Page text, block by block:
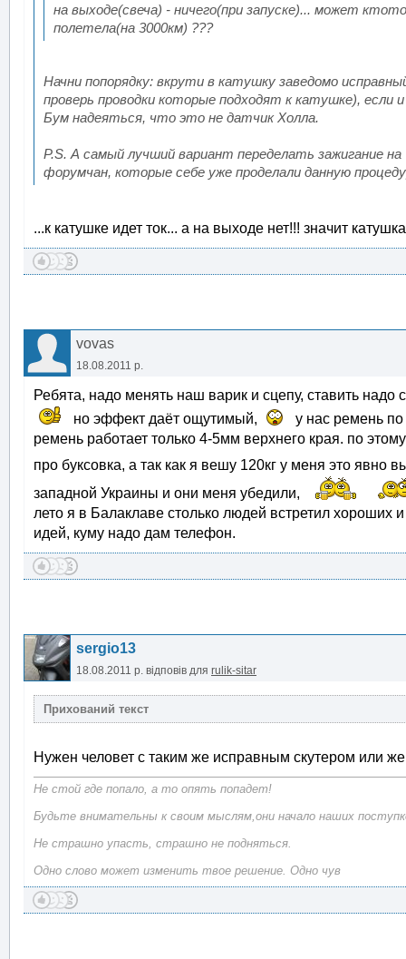
на выходе(свеча) - ничего(при запуске)... может
полетела(на 3000км) ???
Начни попорядку: вкрути в катушку заведомо
проверь проводки которые подходят к катушке),
Бум надеяться, что это не датчик Холла.
P.S. А самый лучший вариант переделать зажигание
форумчан, которые себе уже проделали данную
...к катушке идет ток... а на выходе нет!!! значит
vovas
18.08.2011 р.
Ребята, надо менять наш варик и сцепу, ставить
но эффект даёт ощутимый,
у нас ремень
ремень работает только 4-5мм верхнего края. по
про буксовка, а так как я вешу 120кг у меня это явно
западной Украины и они меня убедили,
лето я в Балаклаве столько людей встретил
идей, куму надо дам телефон.
sergio13
18.08.2011 р. відповів для rulik-sitar
Нужен человет с таким же исправным скутером или
Не стой где попало, а то опять попадет!
Будьте внимательны к своим мыслям,они начало наших
Не cтрашно упасть, страшно не подняться.
Одно слово может изменить твое решение. Одно чув